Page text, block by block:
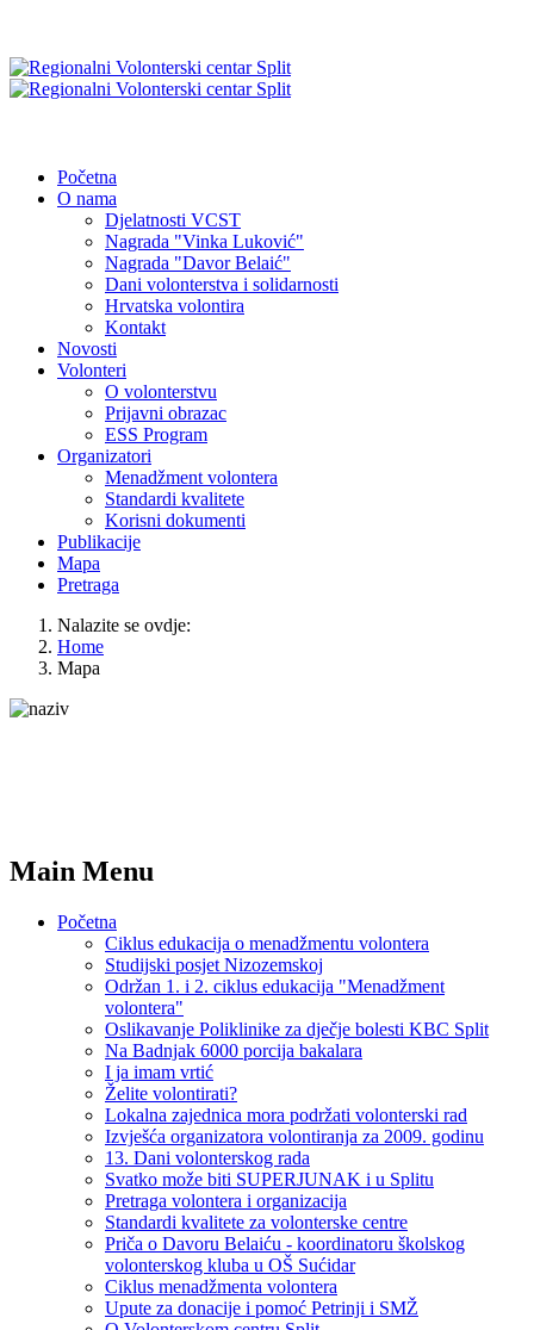
Početna
O nama
Djelatnosti VCST
Nagrada "Vinka Luković"
Nagrada "Davor Belaić"
Dani volonterstva i solidarnosti
Hrvatska volontira
Kontakt
Novosti
Volonteri
O volonterstvu
Prijavni obrazac
ESS Program
Organizatori
Menadžment volontera
Standardi kvalitete
Korisni dokumenti
Publikacije
Mapa
Pretraga
Nalazite se ovdje:
Home
Mapa
Main Menu
Početna
Ciklus edukacija o menadžmentu volontera
Studijski posjet Nizozemskoj
Održan 1. i 2. ciklus edukacija "Menadžment
volontera"
Oslikavanje Poliklinike za dječje bolesti KBC Split
Na Badnjak 6000 porcija bakalara
I ja imam vrtić
Želite volontirati?
Lokalna zajednica mora podržati volonterski rad
Izvješća organizatora volontiranja za 2009. godinu
13. Dani volonterskog rada
Svatko može biti SUPERJUNAK i u Splitu
Pretraga volontera i organizacija
Standardi kvalitete za volonterske centre
Priča o Davoru Belaiću - koordinatoru školskog
volonterskog kluba u OŠ Sućidar
Ciklus menadžmenta volontera
Upute za donacije i pomoć Petrinji i SMŽ